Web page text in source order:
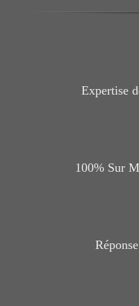
Expertise
100% Sur